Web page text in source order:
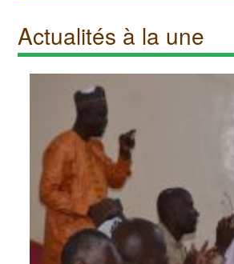
Actualités à la une